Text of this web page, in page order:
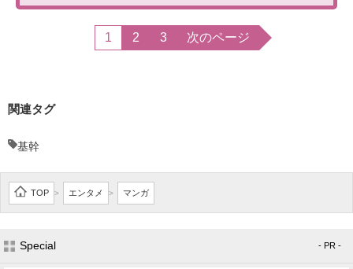
1 2 3 次のページ
関連タグ
基幹
TOP > エンタメ > マンガ
Special - PR -